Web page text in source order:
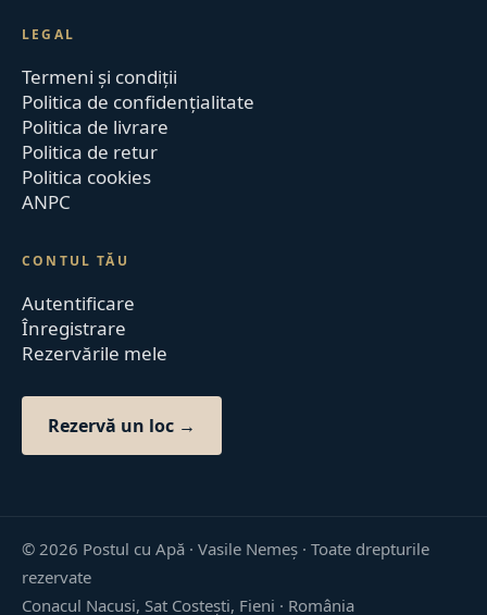
LEGAL
Termeni și condiții
Politica de confidențialitate
Politica de livrare
Politica de retur
Politica cookies
ANPC
CONTUL TĂU
Autentificare
Înregistrare
Rezervările mele
Rezervă un loc →
©2026 Postul cu Apă · Vasile Nemeș ·Toate drepturile
rezervate
Conacul Nacusi, Sat Costești, Fieni · România